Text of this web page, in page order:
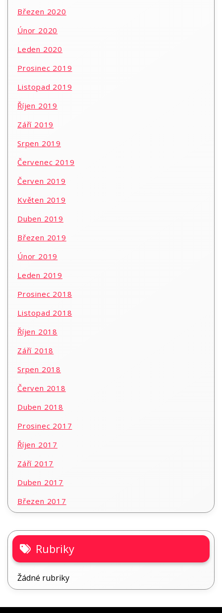
Březen 2020
Únor 2020
Leden 2020
Prosinec 2019
Listopad 2019
Říjen 2019
Září 2019
Srpen 2019
Červenec 2019
Červen 2019
Květen 2019
Duben 2019
Březen 2019
Únor 2019
Leden 2019
Prosinec 2018
Listopad 2018
Říjen 2018
Září 2018
Srpen 2018
Červen 2018
Duben 2018
Prosinec 2017
Říjen 2017
Září 2017
Duben 2017
Březen 2017
Rubriky
Žádné rubriky